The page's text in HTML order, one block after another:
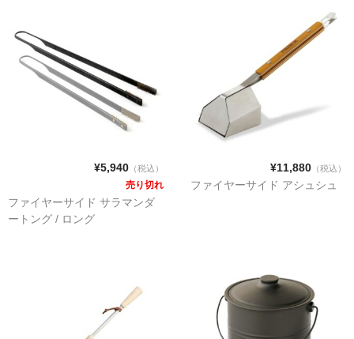
フランシス公式WEBサイト
¥5,940（税込）
売り切れ
ファイヤーサイド サラマンダ
ートング / ロング
¥11,880（税込）
ファイヤーサイド アシュシュ